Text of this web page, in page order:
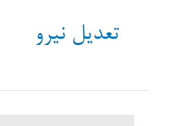
تعدیل نیرو